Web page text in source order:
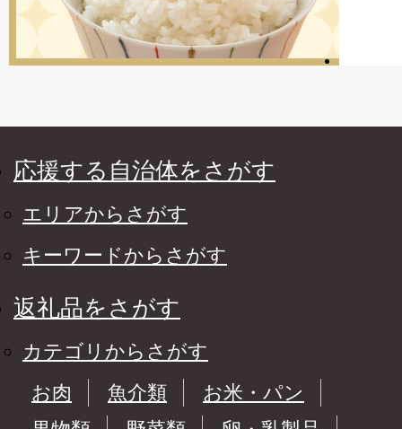
応援する自治体をさがす
エリアからさがす
キーワードからさがす
返礼品をさがす
カテゴリからさがす
お肉
魚介類
お米・パン